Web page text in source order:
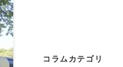
コラムカテゴリ